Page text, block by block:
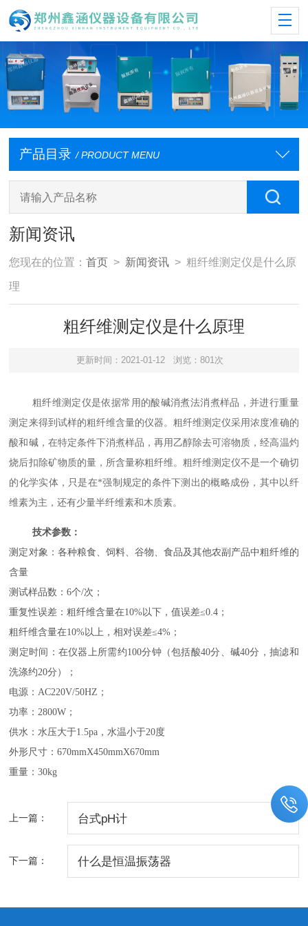
产品目录 / PRODUCT MENU
新闻资讯
您现在的位置：首页 > 新闻资讯 > 粗纤维测定仪是什么原
理
粗纤维测定仪是什么原理
更新时间：2021-01-12 浏览：801次
粗纤维测定仪是依据常用的酸碱消煮法消煮样品，并进行重量
测定来得到试样的粗纤维含量的仪器。粗纤维测定仪采用浓度准确的
酸和碱，在特定条件下消煮样品，再用乙醇除去可溶物质，经高温灼
烧后扣除矿物质的量，所含量称粗纤维。粗纤维测定仪不是一个确切
的化学实体，只是在*强制规定的条件下测出的概略成份，其中以纤
维素为主，还有少量半纤维素和木质素。
技术参数：
测定对象：各种粮食、饲料、谷物、食品及其他农副产品中粗纤维的
含量
测试样品数：6个/次；
重复性误差：粗纤维含量在10%以下，值误差≤0.4 ；
粗纤维含量在10%以上，相对误差≤4% ；
测定时间：在仪器上所需约100分钟（包括酸40分、碱40分，抽滤和
洗涤约20分）；
电源：AC220V/50HZ ；
功率：2800W ；
供水：水压大于1.5pa ，水温小于20度
外形尺寸：670mmX450mmX670mm
重量：30kg
上一篇： 台式pH计
下一篇： 什么是恒温振荡器